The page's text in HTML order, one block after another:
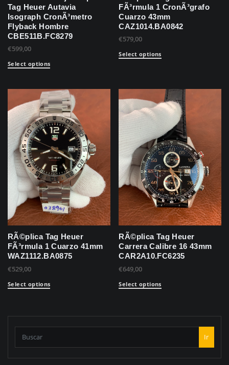
Tag Heuer Autavia
Isograph CronÃ³metro
Flyback Hombre
CBE511B.FC8279
€599,00
Select options
FÃ³rmula 1 CronÃ³grafo
Cuarzo 43mm
CAZ1014.BA0842
€579,00
Select options
RÃ©plica Tag Heuer
FÃ³rmula 1 Cuarzo 41mm
WAZ1112.BA0875
€529,00
Select options
RÃ©plica Tag Heuer
Carrera Calibre 16 43mm
CAR2A10.FC6235
€649,00
Select options
Ir